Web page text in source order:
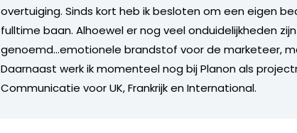
overtuiging. Sinds kort heb ik besloten om een eigen
fulltime baan. Alhoewel er nog veel onduidelijkheden
genoemd...emotionele brandstof voor de marketeer,
Daarnaast werk ik momenteel nog bij Planon als
Communicatie voor UK, Frankrijk en International.